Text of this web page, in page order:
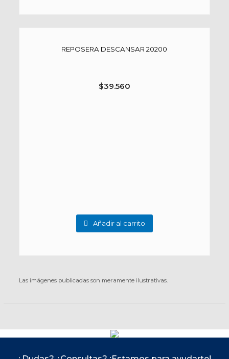
REPOSERA DESCANSAR 20200
$39.560
Añadir al carrito
Las imágenes publicadas son meramente ilustrativas.